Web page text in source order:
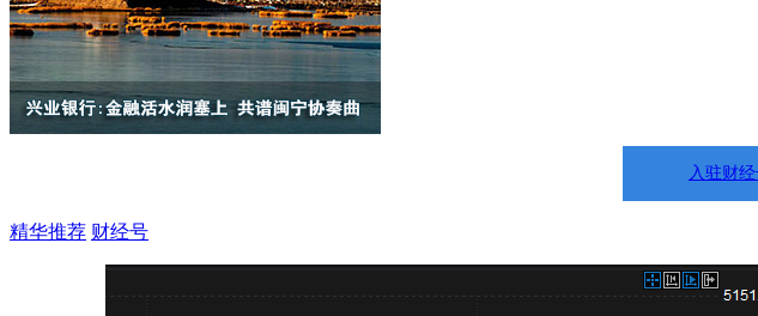
入驻财
精华推荐 财经号